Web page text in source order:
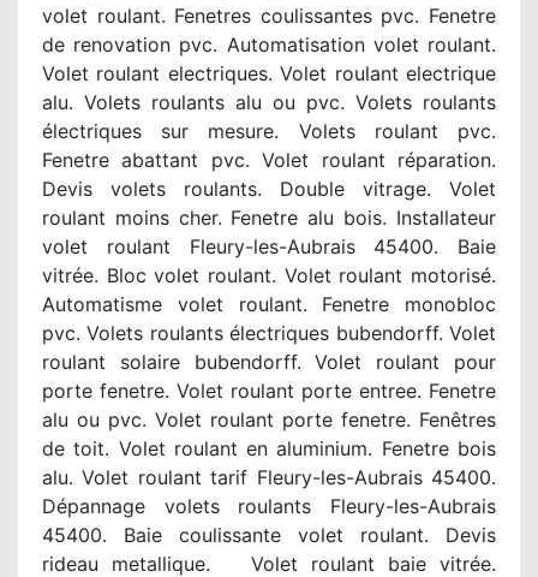
volet roulant. Fenetres coulissantes pvc. Fenetre
de renovation pvc. Automatisation volet roulant.
Volet roulant electriques. Volet roulant electrique
alu. Volets roulants alu ou pvc. Volets roulants
électriques sur mesure. Volets roulant pvc.
Fenetre abattant pvc. Volet roulant réparation.
Devis volets roulants. Double vitrage. Volet
roulant moins cher. Fenetre alu bois. Installateur
volet roulant Fleury-les-Aubrais 45400. Baie
vitrée. Bloc volet roulant. Volet roulant motorisé.
Automatisme volet roulant. Fenetre monobloc
pvc. Volets roulants électriques bubendorff. Volet
roulant solaire bubendorff. Volet roulant pour
porte fenetre. Volet roulant porte entree. Fenetre
alu ou pvc. Volet roulant porte fenetre. Fenêtres
de toit. Volet roulant en aluminium. Fenetre bois
alu. Volet roulant tarif Fleury-les-Aubrais 45400.
Dépannage volets roulants Fleury-les-Aubrais
45400. Baie coulissante volet roulant. Devis
rideau metallique. Volet roulant baie vitrée.